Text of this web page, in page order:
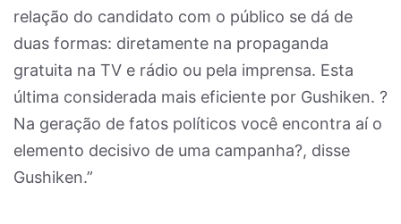
relação do candidato com o público se dá de
duas formas: diretamente na propaganda
gratuita na TV e rádio ou pela imprensa. Esta
última considerada mais eficiente por Gushiken. ?
Na geração de fatos políticos você encontra aí o
elemento decisivo de uma campanha?, disse
Gushiken.”